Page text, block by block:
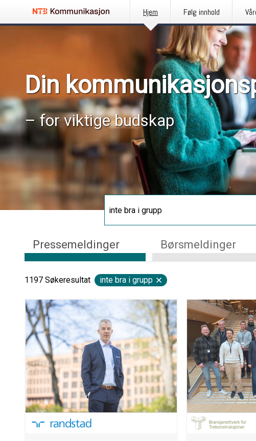
Hjem Følg innhold
Din
– for viktige budskap
Pressemeldinger Børsmeldinger
1197 Søkeresultat inte bra i grupp